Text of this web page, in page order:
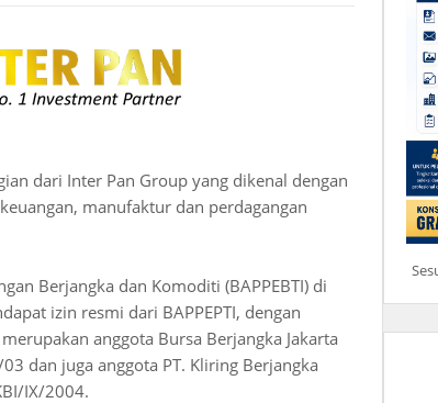
dari Inter Pan Group yang dikenal dengan
manufaktur dan perdagangan
Berjangka dan Komoditi (BAPPEBTI) di
izin resmi dari BAPPEPTI, dengan
anggota Bursa Berjangka Jakarta
dan juga anggota PT. Kliring Berjangka
IX/2004.